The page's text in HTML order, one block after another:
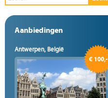
Aanbiedingen
Antwerpen, België
€ 100,-